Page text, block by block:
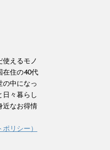
えるモノ
在住の40代
の中になっ
日々暮らし
近なお得情
リシー）